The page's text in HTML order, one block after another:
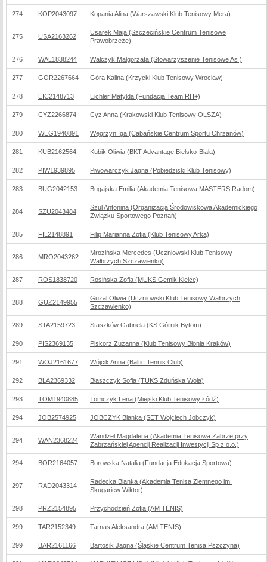
274 KOP2043097 Kopania Alina (Warszawski Klub Tenisowy Mera)
275 USA2163262
Usarek Maja (Szczecińskie Centrum Tenisowe
Prawobrzeże)
276 WAL1838244 Walczyk Małgorzata (Stowarzyszenie Tenisowe As )
277 GOR2267664 Góra Kalina (Krzycki Klub Tenisowy Wrocław)
278 EIC2148713 Eichler Matylda (Fundacja Team RH+)
279 CYZ2266874 Cyz Anna (Krakowski Klub Tenisowy OLSZA)
280 WEG1940891 Węgrzyn Iga (Cabańskie Centrum Sportu Chrzanów)
281 KUB2162564 Kubik Oliwia (BKT Advantage Bielsko-Biała)
282 PIW1939895 Piwowarczyk Jagna (Pobiedziski Klub Tenisowy)
283 BUG2042153 Bugajska Emilia (Akademia Tenisowa MASTERS Radom)
284 SZU2043484
Szul Antonina (Organizacja Środowiskowa Akademickiego
Związku Sportowego Poznań)
285 FIL2148891 Filip Marianna Zofia (Klub Tenisowy Arka)
286 MRO2043262
Mrozińska Mercedes (Uczniowski Klub Tenisowy
Wałbrzych Szczawienko)
287 ROS1838720 Rosińska Zofia (MUKS Gemik Kielce)
288 GUZ2149955
Guzal Oliwia (Uczniowski Klub Tenisowy Wałbrzych
Szczawienko)
289 STA2159723 Staszków Gabriela (KS Górnik Bytom)
290 PIS2369135 Piskorz Zuzanna (Klub Tenisowy Błonia Kraków)
291 WOJ2161677 Wójcik Anna (Baltic Tennis Club)
292 BLA2369332 Błaszczyk Sofia (TUKS Zduńska Wola)
293 TOM1940885 Tomczyk Lena (Miejski Klub Tenisowy Łódź)
294 JOB2574925 JOBCZYK Blanka (SET Wojciech Jobczyk)
294 WAN2368224
Wandzel Magdalena (Akademia Tenisowa Zabrze przy
Zabrzańskiej Agencji Realizacji Inwestycji Sp z o.o.)
294 BOR2164057 Borowska Natalia (Fundacja Edukacja Sportowa)
297 RAD2043314
Radecka Blanka (Akademia Tenisa Ziemnego im.
Skugariew Wiktor)
298 PRZ2154895 Przychodzień Zofia (AM TENIS)
299 TAR2152349 Tarnas Aleksandra (AM TENIS)
299 BAR2161166 Bartosik Jagna (Śląskie Centrum Tenisa Pszczyna)